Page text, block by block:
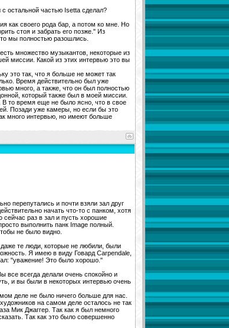
остальной частью Isetta сделал?
как своего рода бар, а потом ко мне. Но
стоя и забрать его позже." Из
мы полностью разошлись.
множество музыкантов, некоторые из
миссии. Какой из этих интервью это вы
это так, что я больше не может так
Время действительно был уже
много, а также, что он был полностью
который также был в моей миссии.
В то время еще не было ясно, что в свое
Позади уже камеры, но если бы это
много интервью, но имеют больше
перепутались и почти взяли зал друг
начать что-то с панком, хотя
раз в зал и пусть хорошие
выполнить панк Image полный.
не было видно.
те люди, которые не любили, были
Я имею в виду Говард Carpendale,
"уважение! Это было хорошо."
все всегда делали очень спокойно и
и вы были в некоторых интервью очень
деле не было ничего больше для нас.
на самом деле осталось не так
Мик Джаггер. Так как я был немного
Так как это было совершенно